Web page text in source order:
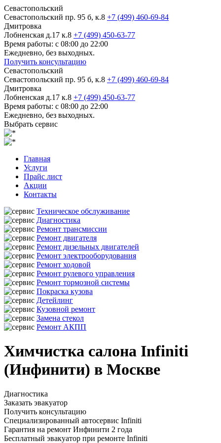
Севастопольский
Севастопольский пр. 95 б, к.8 +7 (499) 460-69-84
Дмитровка
Лобненская д.17 к.8 +7 (499) 450-63-77
Время работы: с 08:00 до 22:00
Ежедневно, без выходных.
Получить консультацию
Севастопольский
Севастопольский пр. 95 б, к.8 +7 (499) 460-69-84
Дмитровка
Лобненская д.17 к.8 +7 (499) 450-63-77
Время работы: с 08:00 до 22:00
Ежедневно, без выходных.
Выбрать сервис
Главная
Услуги
Прайс лист
Акции
Контакты
Техническое обслуживание
Диагностика
Ремонт трансмиссии
Ремонт двигателя
Ремонт дизельных двигателей
Ремонт электрооборудования
Ремонт ходовой
Ремонт рулевого управления
Ремонт тормозной системы
Покраска кузова
Детейлинг
Кузовной ремонт
Замена стекол
Ремонт АКПП
Химчистка салона Infiniti
(Инфинити) в Москве
Диагностика
Заказать эвакуатор
Получить консультацию
Специализированный автосервис Infiniti
Гарантия на ремонт Инфинити 2 года
Бесплатный эвакуатор при ремонте Infiniti